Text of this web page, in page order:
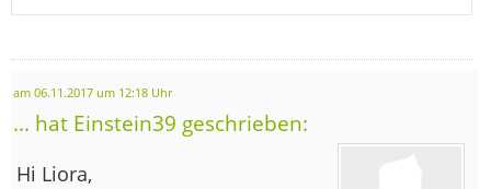
am 06.11.2017 um 12:18 Uhr
... hat Einstein39 geschrieben:
Hi Liora,